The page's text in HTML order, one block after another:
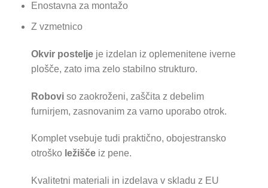
Enostavna za montažo
Z vzmetnico
Okvir posteljeje izdelan iz oplemenitene iverne
plošče, zato ima zelo stabilno strukturo.
Roboviso zaokroženi, zaščita z debelim
furnirjem, zasnovanim za varno uporabo otrok.
Komplet vsebuje tudi praktično, obojestransko
otroško ležiščeiz pene.
Kvalitetni materiali in izdelava v skladu z EU